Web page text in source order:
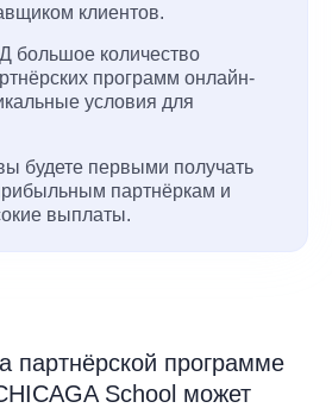
клиентов.
большое количество
программ онлайн-
условия для
будете первыми получать
партнёркам и
выплаты.
партнёрской программе
School может